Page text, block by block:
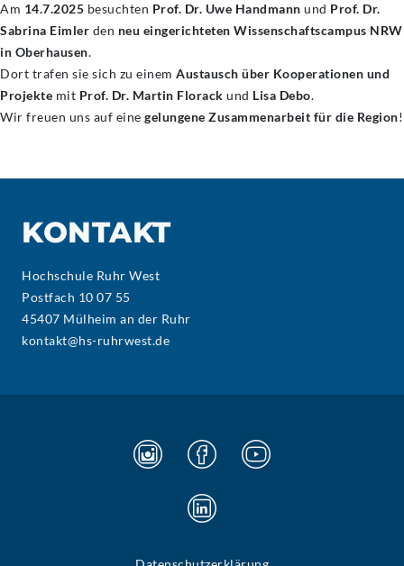
Am 14.7.2025 besuchten Prof. Dr. Uwe Handmann und Prof. Dr.
Sabrina Eimler den neu eingerichteten Wissenschaftscampus NRW
in Oberhausen.
Dort trafen sie sich zu einem Austausch über Kooperationen und
Projekte mit Prof. Dr. Martin Florack und Lisa Debo.
Wir freuen uns auf eine gelungene Zusammenarbeit für die Region!
KONTAKT
Hochschule Ruhr West
Postfach 10 07 55
45407 Mülheim an der Ruhr
kontakt@hs-ruhrwest.de